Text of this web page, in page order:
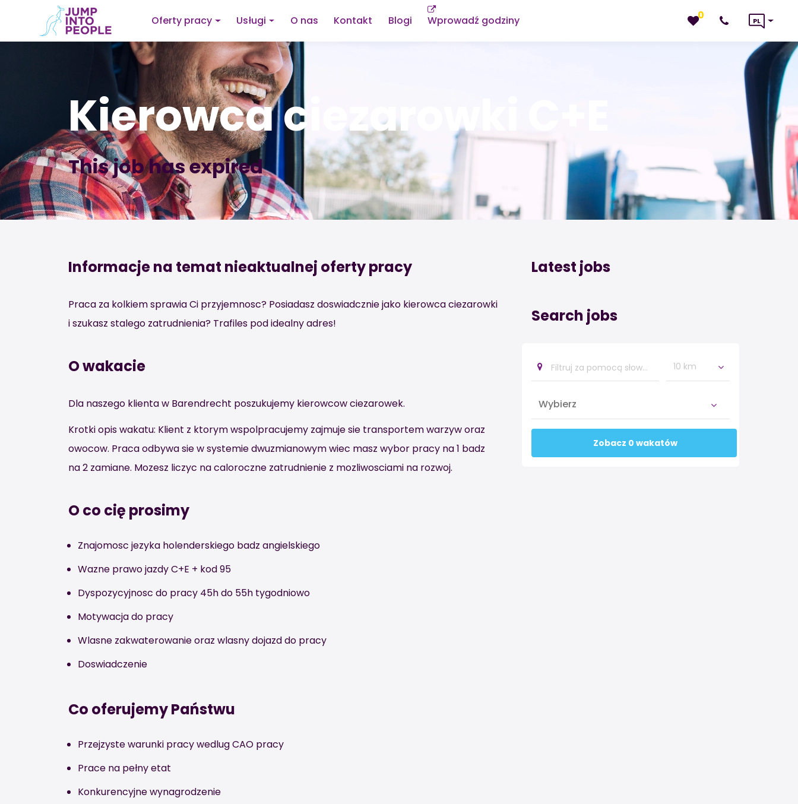
Oferty pracy Usługi O nas Kontakt Blogi Wprowadź godziny 0 PL
Kierowca ciezarowki C+E
This job has expired
Informacje na temat nieaktualnej oferty pracy
Praca za kolkiem sprawia Ci przyjemnosc? Posiadasz doswiadcznie jako kierowca ciezarowki
i szukasz stalego zatrudnienia? Trafiles pod idealny adres!
O wakacie
Dla naszego klienta w Barendrecht poszukujemy kierowcow ciezarowek.
Krotki opis wakatu: Klient z ktorym wspolpracujemy zajmuje sie transportem warzyw oraz
owocow. Praca odbywa sie w systemie dwuzmianowym wiec masz wybor pracy na 1 badz
na 2 zamiane. Mozesz liczyc na caloroczne zatrudnienie z mozliwosciami na rozwoj.
O co cię prosimy
Znajomosc jezyka holenderskiego badz angielskiego
Wazne prawo jazdy C+E + kod 95
Dyspozycyjnosc do pracy 45h do 55h tygodniowo
Motywacja do pracy
Wlasne zakwaterowanie oraz wlasny dojazd do pracy
Doswiadczenie
Co oferujemy Państwu
Przejzyste warunki pracy wedlug CAO pracy
Prace na pełny etat
Konkurencyjne wynagrodzenie
Latest jobs
Search jobs
10 km
Zobacz 0 wakatów